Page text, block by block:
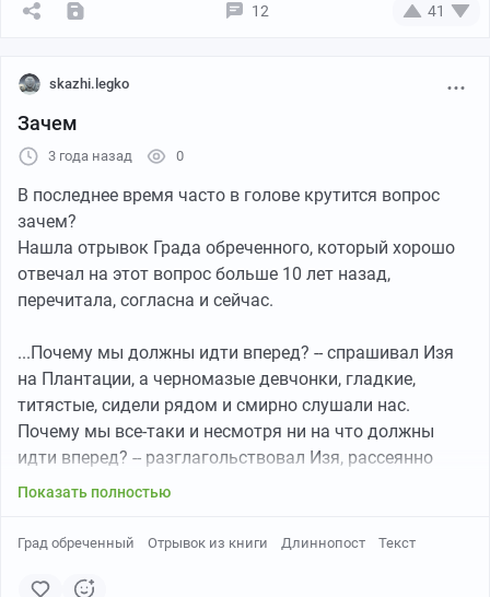
Николай Рерих. Град обреченный. 1914 год
«Град обреченный» стоит особняком в творчестве
братьев Стругацких. То есть начиналось всё
традиционно: работая над очередной книгой, авторы
параллельно обсуждали возможные сюжеты будущих
произведений, и 15 марта 1967 года в рабочем
рамочкой: «Новый Апокалипсис». Сейчас,
восстанавливая историю появления романа по
крупицам, по отдельным упоминаниям в переписке,
записям в дневниках, первым вариантам рукописи,
можно заметить, как многое менялось, причем
кардинально, как тщательно писатели собирали
космографию странного искусственного мира. Но кое-
12 41
skazhi.legko
Зачем
3 года назад 0
В последнее время часто в голове крутится вопрос
зачем?
Нашла отрывок Града обреченного, который хорошо
отвечал на этот вопрос больше 10 лет назад,
перечитала, согласна и сейчас.
...Почему мы должны идти вперед? -- спрашивал Изя
на Плантации, а черномазые девчонки, гладкие,
титястые, сидели рядом и смирно слушали нас.
Почему мы все-таки и несмотря ни на что должны
идти вперед? -- разглагольствовал Изя, рассеянно
поглаживая ближайшую по атласному колену. А
которая тоже есть смерть. Неужели тебе мало этого
понимаешь ты это? Ведь ни один человек еще не
Показать полностью
Град обреченный Отрывок из книги Длиннопост Текст